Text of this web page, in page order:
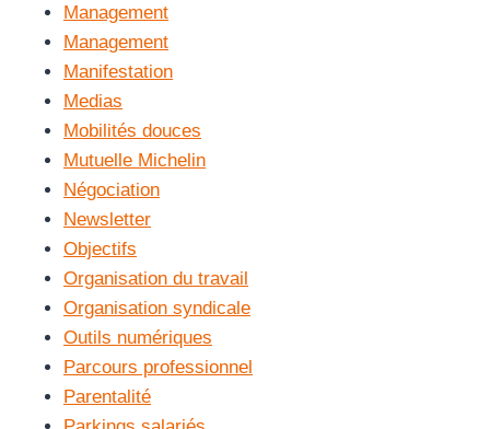
Management
Management
Manifestation
Medias
Mobilités douces
Mutuelle Michelin
Négociation
Newsletter
Objectifs
Organisation du travail
Organisation syndicale
Outils numériques
Parcours professionnel
Parentalité